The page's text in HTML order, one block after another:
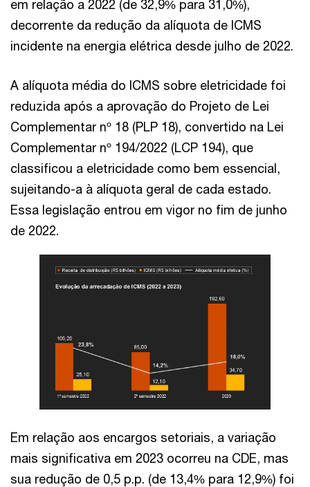
em relação a 2022 (de 32,9% para 31,0%),
decorrente da redução da alíquota de ICMS
incidente na energia elétrica desde julho de 2022.
A alíquota média do ICMS sobre eletricidade foi
reduzida após a aprovação do Projeto de Lei
Complementar nº 18 (PLP 18), convertido na Lei
Complementar nº 194/2022 (LCP 194), que
classificou a eletricidade como bem essencial,
sujeitando-a à alíquota geral de cada estado.
Essa legislação entrou em vigor no fim de junho
de 2022.
Em relação aos encargos setoriais, a variação
mais significativa em 2023 ocorreu na CDE, mas
sua redução de 0,5 p.p. (de 13,4% para 12,9%) foi